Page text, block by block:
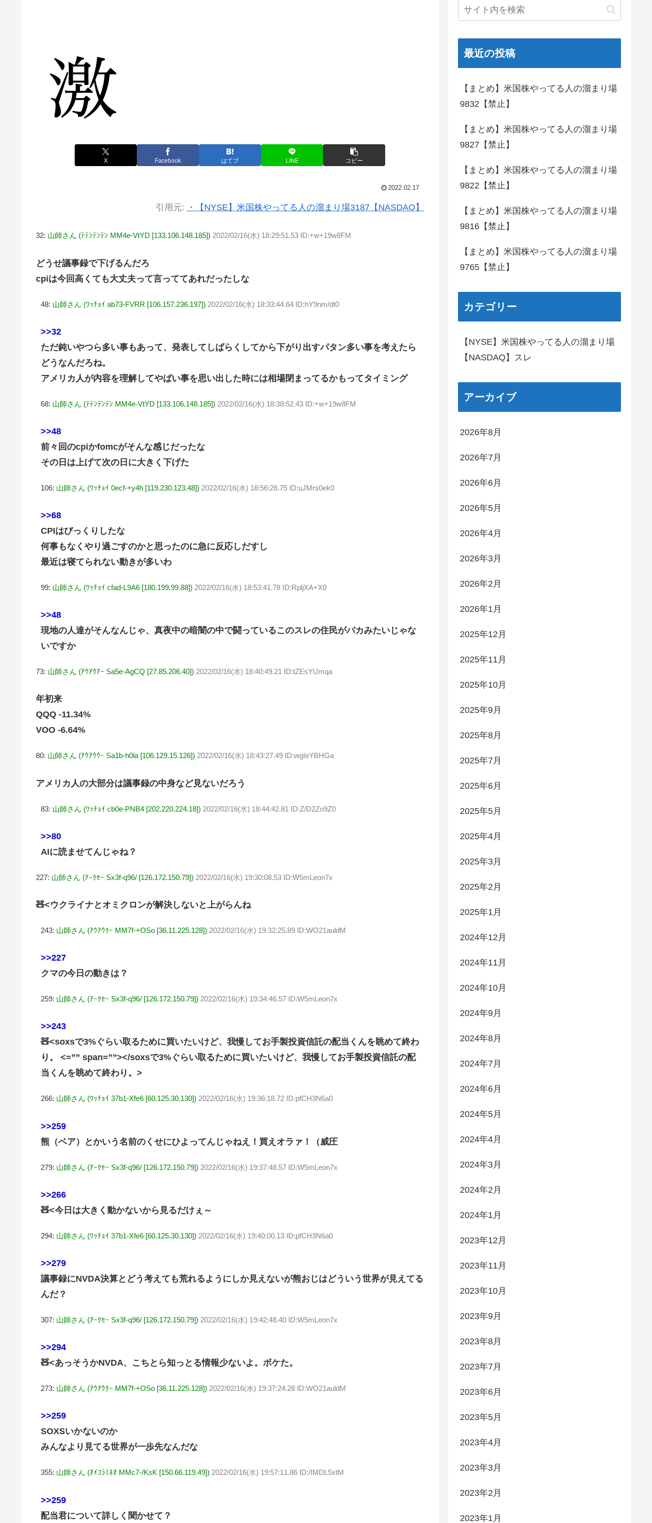
X Facebook はてブ LINE コピー
2022.02.17
引用元: ・【NYSE】米国株やってる人の溜まり場3187【NASDAQ】
32: 山師さん (ﾃﾃﾝﾃﾝﾃﾝ MM4e-VtYD [133.106.148.185]) 2022/02/16(水) 18:29:51.53 ID:+w+19w8FM
どうせ議事録で下げるんだろ
cpiは今回高くても大丈夫って言っててあれだったしな
48: 山師さん (ﾜｯﾁｮｲ ab73-FVRR [106.157.236.197]) 2022/02/16(水) 18:33:44.64 ID:hY9nm/dt0
>>32
ただ鈍いやつら多い事もあって、発表してしばらくしてから下がり出すパタン多い事を考えたら
どうなんだろね。
アメリカ人が内容を理解してやばい事を思い出した時には相場閉まってるかもってタイミング
68: 山師さん (ﾃﾃﾝﾃﾝﾃﾝ MM4e-VtYD [133.106.148.185]) 2022/02/16(水) 18:38:52.43 ID:+w+19w8FM
>>48
前々回のcpiかfomcがそんな感じだったな
その日は上げて次の日に大きく下げた
106: 山師さん (ﾜｯﾁｮｲ 0ecf-+y4h [119.230.123.48]) 2022/02/16(水) 18:56:26.75 ID:uJMrs0ek0
>>68
CPIはびっくりしたな
何事もなくやり過ごすのかと思ったのに急に反応しだすし
最近は寝てられない動きが多いわ
99: 山師さん (ﾜｯﾁｮｲ cfad-L9A6 [180.199.99.88]) 2022/02/16(水) 18:53:41.78 ID:RpljXA+X0
>>48
現地の人達がそんなんじゃ、真夜中の暗闇の中で闘っているこのスレの住民がバカみたいじゃな
いですか
73: 山師さん (ｱｳｱｳｱｰ Sa5e-AgCQ [27.85.206.40]) 2022/02/16(水) 18:40:49.21 ID:tZEsYUmqa
年初来
QQQ -11.34%
VOO -6.64%
80: 山師さん (ｱｳｱｳｳｰ Sa1b-h0la [106.129.15.126]) 2022/02/16(水) 18:43:27.49 ID:wgIeYBHGa
アメリカ人の大部分は議事録の中身など見ないだろう
83: 山師さん (ﾜｯﾁｮｲ cb0e-PNB4 [202.220.224.18]) 2022/02/16(水) 18:44:42.81 ID:Z/D2Zo9Z0
>>80
AIに読ませてんじゃね？
227: 山師さん (ｱｰｸｾｰ Sx3f-q96/ [126.172.150.79]) 2022/02/16(水) 19:30:08.53 ID:W5mLeon7x
🧸<ウクライナとオミクロンが解決しないと上がらんね
243: 山師さん (ｱｳｱｳｸｰ MM7f-+OSo [36.11.225.128]) 2022/02/16(水) 19:32:25.89 ID:WO21auldM
>>227
クマの今日の動きは？
259: 山師さん (ｱｰｸｾｰ Sx3f-q96/ [126.172.150.79]) 2022/02/16(水) 19:34:46.57 ID:W5mLeon7x
>>243
🧸<soxsで3%ぐらい取るために買いたいけど、我慢してお手製投資信託の配当くんを眺めて終わ
り。 <=”” span=””></soxsで3%ぐらい取るために買いたいけど、我慢してお手製投資信託の配
当くんを眺めて終わり。>
266: 山師さん (ﾜｯﾁｮｲ 37b1-Xfe6 [60.125.30.130]) 2022/02/16(水) 19:36:18.72 ID:pfCH3N6a0
>>259
熊（ベア）とかいう名前のくせにひよってんじゃねえ！買えオラァ！（威圧
279: 山師さん (ｱｰｸｾｰ Sx3f-q96/ [126.172.150.79]) 2022/02/16(水) 19:37:48.57 ID:W5mLeon7x
>>266
🧸<今日は大きく動かないから見るだけぇ～
294: 山師さん (ﾜｯﾁｮｲ 37b1-Xfe6 [60.125.30.130]) 2022/02/16(水) 19:40:00.13 ID:pfCH3N6a0
>>279
議事録にNVDA決算とどう考えても荒れるようにしか見えないが熊おじはどういう世界が見えてる
んだ？
307: 山師さん (ｱｰｸｾｰ Sx3f-q96/ [126.172.150.79]) 2022/02/16(水) 19:42:48.40 ID:W5mLeon7x
>>294
🧸<あっそうかNVDA、こちとら知っとる情報少ないよ。ボケた。
273: 山師さん (ｱｳｱｳｸｰ MM7f-+OSo [36.11.225.128]) 2022/02/16(水) 19:37:24.28 ID:WO21auldM
>>259
SOXSいかないのか
みんなより見てる世界が一歩先なんだな
355: 山師さん (ｵｲｺﾗﾐﾈｵ MMc7-/KsK [150.66.119.49]) 2022/02/16(水) 19:57:11.86 ID:/IMDL5xtM
>>259
配当君について詳しく聞かせて？
最近の投稿
【まとめ】米国株やってる人の溜まり場
9832【禁止】
【まとめ】米国株やってる人の溜まり場
9827【禁止】
【まとめ】米国株やってる人の溜まり場
9822【禁止】
【まとめ】米国株やってる人の溜まり場
9816【禁止】
【まとめ】米国株やってる人の溜まり場
9765【禁止】
カテゴリー
【NYSE】米国株やってる人の溜まり場
【NASDAQ】スレ
アーカイブ
2026年8月
2026年7月
2026年6月
2026年5月
2026年4月
2026年3月
2026年2月
2026年1月
2025年12月
2025年11月
2025年10月
2025年9月
2025年8月
2025年7月
2025年6月
2025年5月
2025年4月
2025年3月
2025年2月
2025年1月
2024年12月
2024年11月
2024年10月
2024年9月
2024年8月
2024年7月
2024年6月
2024年5月
2024年4月
2024年3月
2024年2月
2024年1月
2023年12月
2023年11月
2023年10月
2023年9月
2023年8月
2023年7月
2023年6月
2023年5月
2023年4月
2023年3月
2023年2月
2023年1月